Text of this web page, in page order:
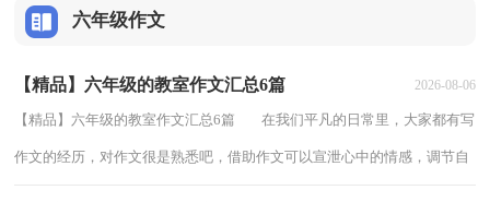
六年级作文
【精品】六年级的教室作文汇总6篇 2026-08-06
【精品】六年级的教室作文汇总6篇 在我们平凡的日常里，大家都有写
作文的经历，对作文很是熟悉吧，借助作文可以宣泄心中的情感，调节自